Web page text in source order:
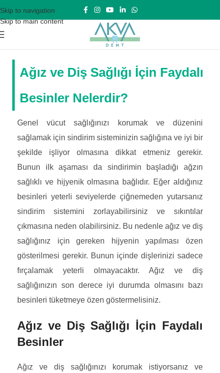
Skip to navigation
Skip to main content
Ağız ve Diş Sağlığı İçin Faydalı
Besinler Nelerdir?
Genel vücut sağlığınızı korumak ve düzenini
sağlamak için sindirim sisteminizin sağlığına ve iyi bir
şekilde işliyor olmasına dikkat etmeniz gerekir.
Bunun ilk aşaması da sindirimin başladığı ağzın
sağlıklı ve hijyenik olmasına bağlıdır. Eğer aldığınız
besinleri yeterli seviyelerde çiğnemeden yutarsanız
sindirim sistemini zorlayabilirsiniz ve sıkıntılar
çıkmasına neden olabilirsiniz. Bu nedenle ağız ve diş
sağlığınız için gereken hijyenin yapılması özen
gösterilmesi gerekir. Bunun içinde dişlerinizi sadece
fırçalamak yeterli olmayacaktır. Ağız ve diş
sağlığınızın son derece iyi durumda olmasını bazı
besinleri tüketmeye özen göstermelisiniz.
Ağız ve Diş Sağlığı İçin Faydalı
Besinler
Ağız ve diş sağlığınızı korumak istiyorsanız ve